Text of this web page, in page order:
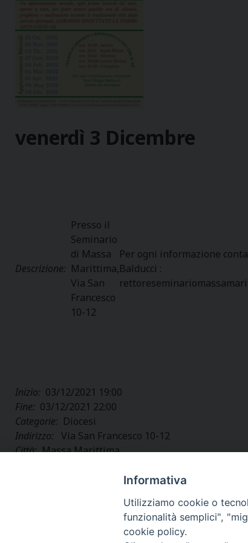
venerdì 3 Dicembre
Descrizione:
Presso il
Seminario
di Massa
Marittima,
Via San
Francesco
10-12
Per ogni informazione
Balducci :
Inizio: 03/12/2021 19:00
Fine: 03/12/2021 22:00
Categorie: Diocesi
Indirizzo: Via San Francesco 10-12
Città: Massa Marittima
Informativa
Utilizziamo cookie o
funzionalità semplici",
cookie policy.